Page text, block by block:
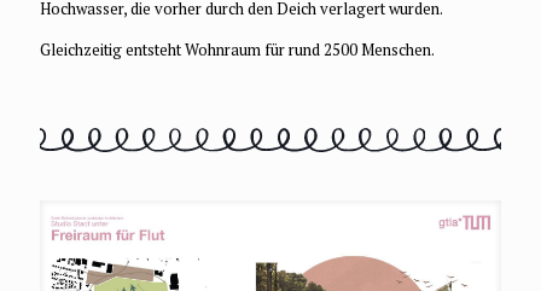
Hochwasser, die vorher durch den Deich verlagert wurden.
Gleichzeitig entsteht Wohnraum für rund 2500 Menschen.